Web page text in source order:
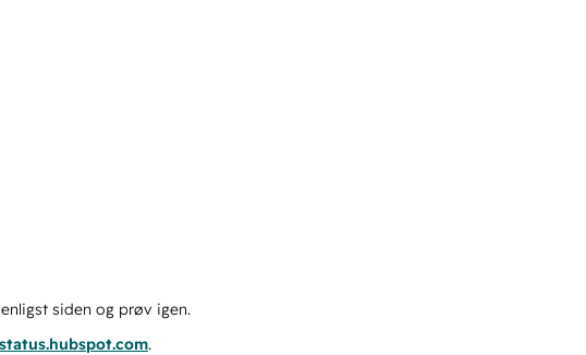
siden og prøv igen.
status.hubspot.com.